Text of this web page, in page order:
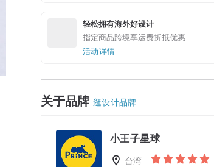
轻松拥有海外好设计
指定商品跨境享运费折抵优惠
活动详情
关于品牌 逛设计品牌
小王子星球
台湾